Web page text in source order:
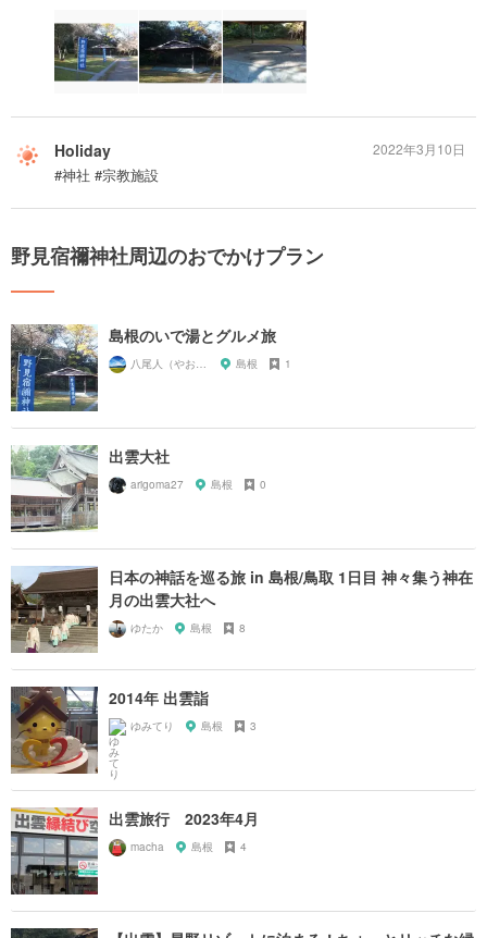
Holiday
#神社 #宗教施設
2022年3月10日
野見宿禰神社周辺のおでかけプラン
島根のいで湯とグルメ旅
八尾人（やおんちゅ） 島根 1
出雲大社
arigoma27 島根 0
日本の神話を巡る旅 in 島根/鳥取 1日目 神々集う神在
月の出雲大社へ
ゆたか 島根 8
2014年 出雲詣
ゆみてり 島根 3
出雲旅行 2023年4月
macha 島根 4